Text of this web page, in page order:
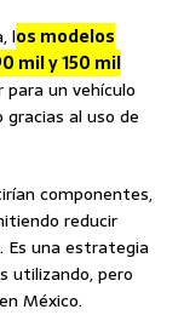
los modelos
mil y 150 mil
para un vehículo
al uso de
componentes,
reducir
Es una estrategia
utilizando, pero
México.